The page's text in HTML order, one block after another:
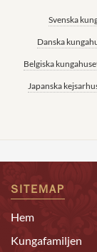
Svenska
Danska
Belgiska
Japanska
SITEMAP
Hem
Kungafamiljen